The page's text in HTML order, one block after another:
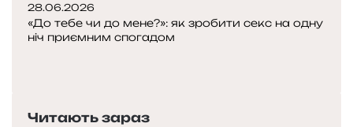
28.06.2026
«До тебе чи до мене?»: як зробити секс на одну
ніч приємним спогадом
Читають зараз